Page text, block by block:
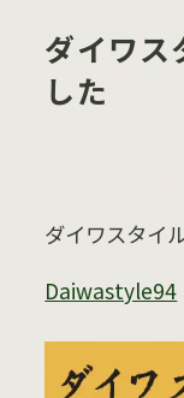
ダイワス
した
ダイワスタイ
Daiwastyle94